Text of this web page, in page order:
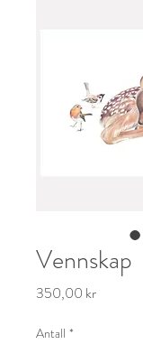
Vennskap
350,00 krPris
Antall *